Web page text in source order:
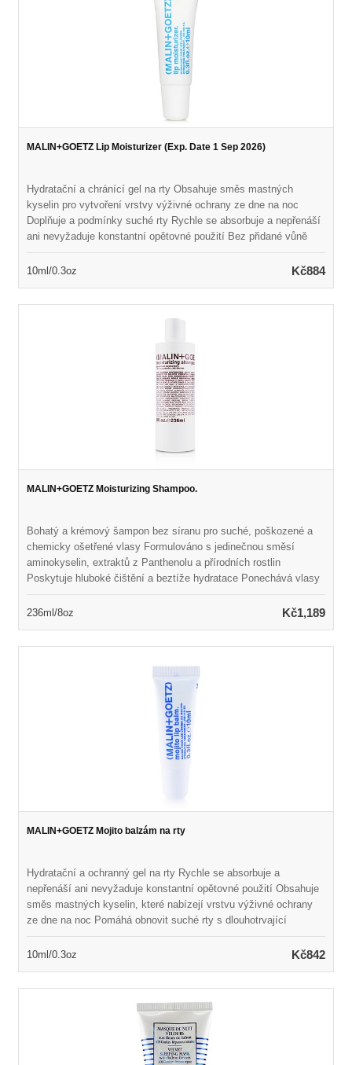
MALIN+GOETZ Lip Moisturizer (Exp. Date 1 Sep 2026)
Hydratační a chránící gel na rty Obsahuje směs mastných
kyselin pro vytvoření vrstvy výživné ochrany ze dne na noc
Doplňuje a podmínky suché rty Rychle se absorbuje a nepřenáší
ani nevyžaduje konstantní opětovné použití Bez přidané vůně
10ml/0.3oz
Kč884
MALIN+GOETZ Moisturizing Shampoo.
Bohatý a krémový šampon bez síranu pro suché, poškozené a
chemicky ošetřené vlasy Formulováno s jedinečnou směsí
aminokyselin, extraktů z Panthenolu a přírodních rostlin
Poskytuje hluboké čištění a beztíže hydratace Ponechává vlasy
světlou, svěží vůní Neroli & Basil
236ml/8oz Kč1,189
MALIN+GOETZ Mojito balzám na rty
Hydratační a ochranný gel na rty Rychle se absorbuje a
nepřenáší ani nevyžaduje konstantní opětovné použití Obsahuje
směs mastných kyselin, které nabízejí vrstvu výživné ochrany
ze dne na noc Pomáhá obnovit suché rty s dlouhotrvající
orosené a doplňované Vegan & Cruelty Free
10ml/0.3oz Kč842